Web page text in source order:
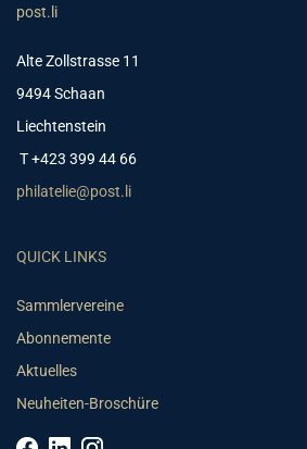
post.li
Alte Zollstrasse 11
9494 Schaan
Liechtenstein
T +423 399 44 66
philatelie@post.li
QUICK LINKS
Sammlervereine
Abonnemente
Aktuelles
Neuheiten-Broschüre